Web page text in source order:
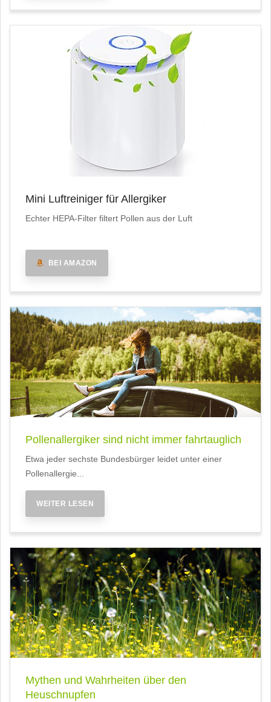
Mini Luftreiniger für Allergiker
Echter HEPA-Filter filtert Pollen aus der Luft
BEI AMAZON
Pollenallergiker sind nicht immer fahrtauglich
Etwa jeder sechste Bundesbürger leidet unter einer
Pollenallergie...
WEITER LESEN
Mythen und Wahrheiten über den
Heuschnupfen